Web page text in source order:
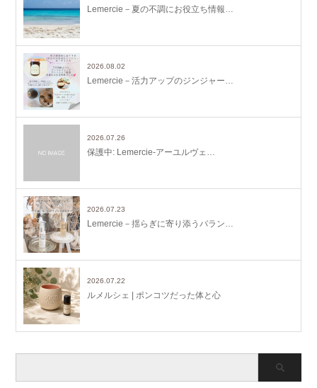
Lemercie－夏の不調にお役立ち情報…
2026.08.02
Lemercie－活力アップのジンジャー…
2026.07.26
保護中: Lemercie-アーユルヴェ…
2026.07.23
Lemercie－揺らぎに寄り添うバラン…
2026.07.22
ルメルシェ | ポンコツだった体と心